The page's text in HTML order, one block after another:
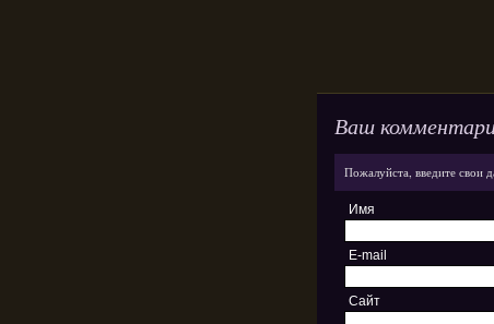
Ваш
Пожалуйста, введите свои
Имя
E-mail
Сайт